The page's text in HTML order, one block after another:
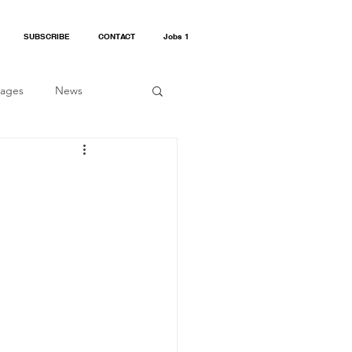
SUBSCRIBE CONTACT Jobs 1
News
Surf And Stay 2023